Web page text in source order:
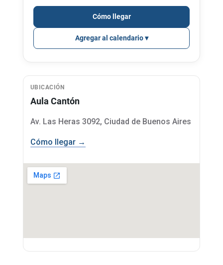
Cómo llegar
Agregar al calendario
UBICACIÓN
Aula Cantón
Av. Las Heras 3092, Ciudad de Buenos Aires
Cómo llegar →